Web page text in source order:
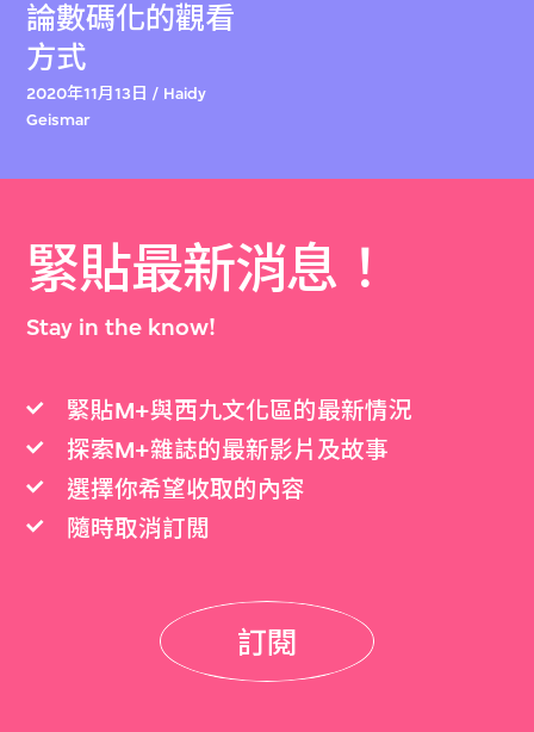
論數碼化的觀看
方式
2020年11月13日 / Haidy
Geismar
緊貼最新消息！
Stay in the know!
緊貼M+與西九文化區的最新情況
探索M+雜誌的最新影片及故事
選擇你希望收取的內容
隨時取消訂閲
訂閱